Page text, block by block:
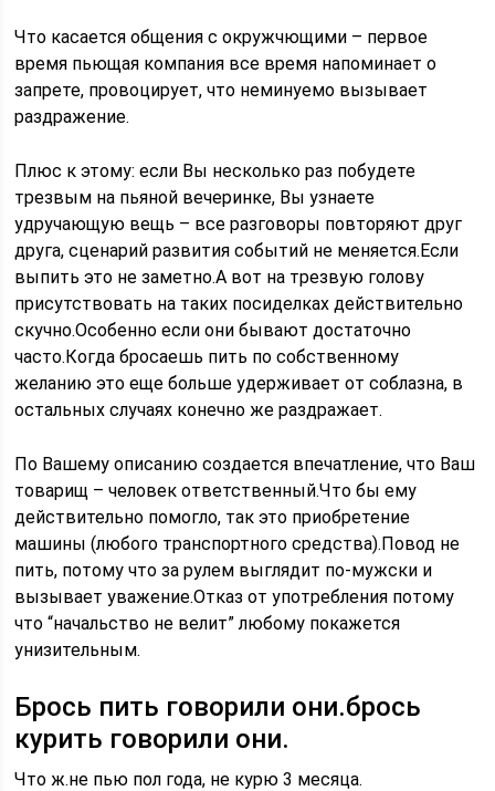
Что касается общения с окружчющими – первое
время пьющая компания все время напоминает о
запрете, провоцирует, что неминуемо вызывает
раздражение.
Плюс к этому: если Вы несколько раз побудете
трезвым на пьяной вечеринке, Вы узнаете
удручающую вещь – все разговоры повторяют друг
друга, сценарий развития событий не меняется.Если
выпить это не заметно.А вот на трезвую голову
присутствовать на таких посиделках действительно
скучно.Особенно если они бывают достаточно
часто.Когда бросаешь пить по собственному
желанию это еще больше удерживает от соблазна, в
остальных случаях конечно же раздражает.
По Вашему описанию создается впечатление, что Ваш
товарищ – человек ответственный.Что бы ему
действительно помогло, так это приобретение
машины (любого транспортного средства).Повод не
пить, потому что за рулем выглядит по-мужски и
вызывает уважение.Отказ от употребления потому
что “начальство не велит” любому покажется
унизительным.
Брось пить говорили они.брось
курить говорили они.
Что ж.не пью пол года, не курю 3 месяца.